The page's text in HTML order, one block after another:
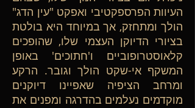
העיוות הפרספקטיבי ואפקט "עין הדג"
הולך ומתחזק, אך במיוחד היא בולטת
בציורי הדיוקן העצמי שלו, שהופכים
קלאוסטרופוביים ו'חתוכים' באופן
המשקף אי-שקט הולך וגובר. הרקע
ומרחב הציפיה שאפיינו דיוקנים
מוקדמים נעלמים בהדרגה ומפנים את